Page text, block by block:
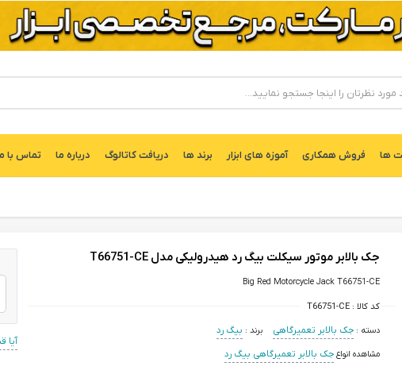
ها فروش همکاری آموزه های ابزار برند ها دریافت کاتالوگ درباره ما تماس با
جک بالابر موتور سیکلت بیگ رد هیدرولیکی مدل T66751-CE
Big Red Motorcycle Jack T66751-CE
کد کالا : T66751-CE
دسته : جک بالابر تعمیرگاهی برند : بیگ رد
مشاهده انواع جک بالابر تعمیرگاهی بیگ رد
آیا